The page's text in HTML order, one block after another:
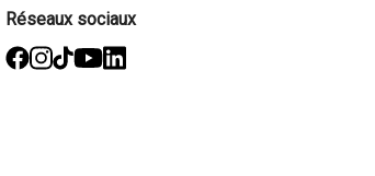
Réseaux sociaux
facebook
Instagram
TikTokYouTube
Linked